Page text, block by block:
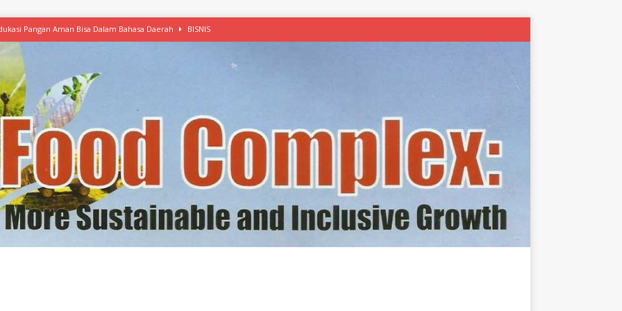
Pangan Aman Bisa Dalam Bahasa Daerah BISNIS
Mulai Ekspansi, IKEA dan MSC Dukung Seafood Berkelanjutan
Free Versi Healthy Choice, Tepung Talas Kimpul Pilihan Menu Sehat
Latih Olah Singkong, KKN Universitas Lampung Kenalkan Sosmocaf
Makanan dengan McCormick, Ciptakan Raksasa Rp1.100 Triliun